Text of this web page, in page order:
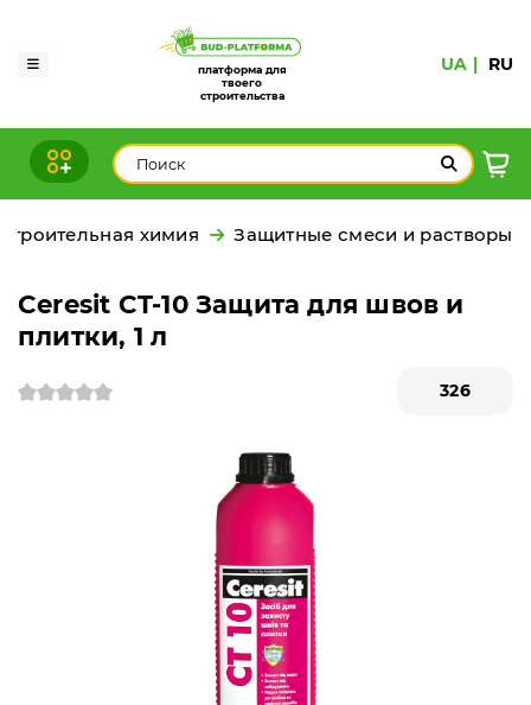
платформа для
твоего
строительства
UA RU
химия Защитные смеси и растворы
Ceresit CT-10 Защита для швов и
плитки, 1 л
326